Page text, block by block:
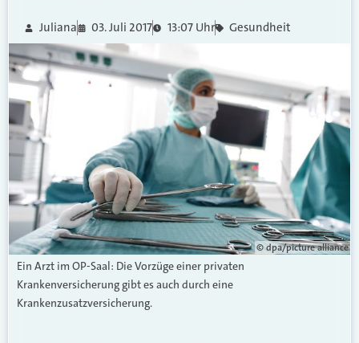
Juliana 03. Juli 2017 13:07 Uhr Gesundheit
© dpa/picture alliance
Ein Arzt im OP-Saal: Die Vorzüge einer privaten
Krankenversicherung gibt es auch durch eine
Krankenzusatzversicherung.